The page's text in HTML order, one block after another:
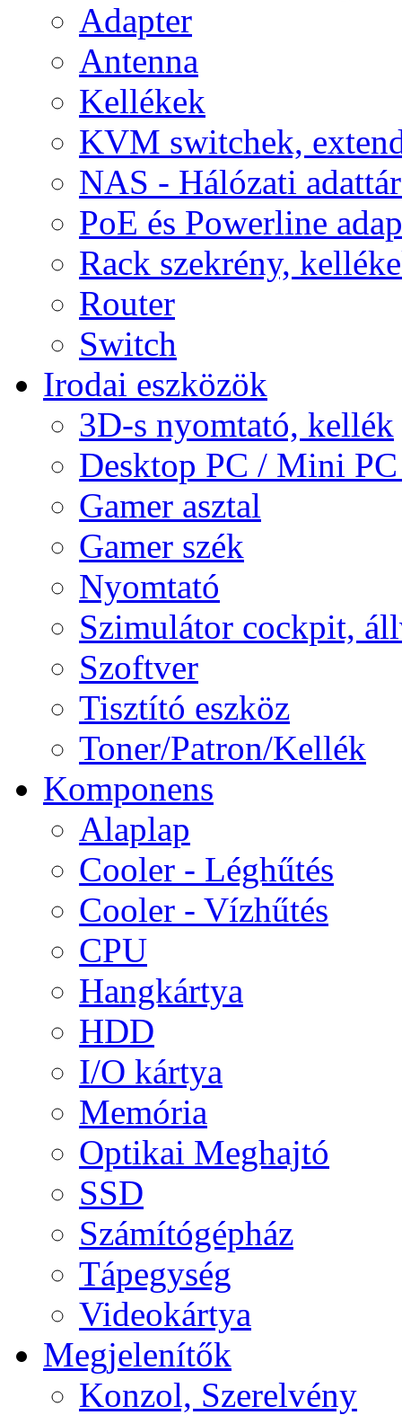
Adapter
Antenna
Kellékek
KVM switchek,
NAS - Hálózati
PoE és Powerline
Rack szekrény,
Router
Switch
Irodai eszközök
3D-s nyomtató, kellék
Desktop PC / Mini
Gamer asztal
Gamer szék
Nyomtató
Szimulátor cockpit,
Szoftver
Tisztító eszköz
Toner/Patron/Kellék
Komponens
Alaplap
Cooler - Léghűtés
Cooler - Vízhűtés
CPU
Hangkártya
HDD
I/O kártya
Memória
Optikai Meghajtó
SSD
Számítógépház
Tápegység
Videokártya
Megjelenítők
Konzol, Szerelvény